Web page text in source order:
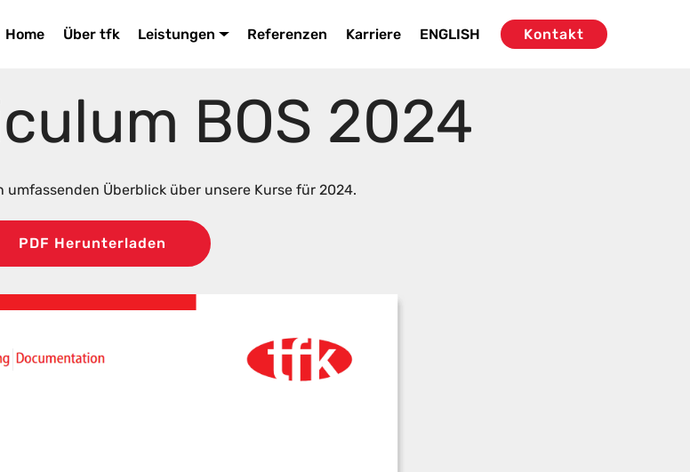
Home Über tfk Leistungen Referenzen Karriere ENGLISH Kontakt
BOS 2024
umfassenden Überblick über unsere Kurse für 2024.
PDF Herunterladen